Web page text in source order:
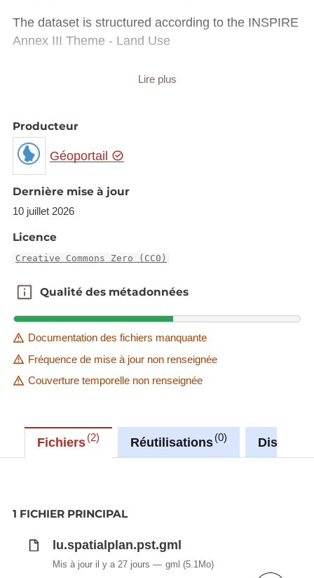
The dataset is structured according to the INSPIRE
Annex III Theme - Land Use
catalog.inspire.geoportail.lu
Lire plus
Producteur
Géoportail
Dernière mise à jour
10 juillet 2026
Licence
Creative Commons Zero (CC0)
Qualité des métadonnées
Qualité des métadonnées
Documentation des fichiers manquante
Fréquence de mise à jour non renseignée
Couverture temporelle non renseignée
Fichiers 2 Réutilisations 0
1 FICHIER PRINCIPAL
lu.spatialplan.pst.gml
Mis à jour il y a 27 jours gml (5.1Mo)